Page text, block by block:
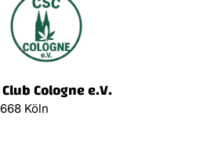
Cologne e.V.
Köln